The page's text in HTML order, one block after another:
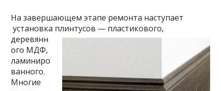
На завершающем этапе ремонта наступает
установка плинтусов — пластикового,
деревянн
ого МДФ,
ламиниро
ванного.
Многие